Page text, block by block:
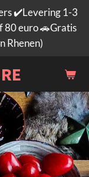
✔️Levering 1-3
80 euro 🚗Gratis
Rhenen)